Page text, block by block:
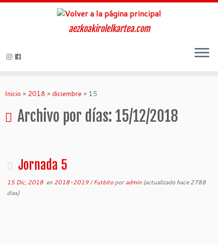
aezkoakirolelkartea.com
Inicio » 2018 » diciembre » 15
Archivo por días: 15/12/2018
Jornada 5
15 Dic, 2018 en 2018-2019/Futbitoporadmin (actualizado hace 2788
dias)